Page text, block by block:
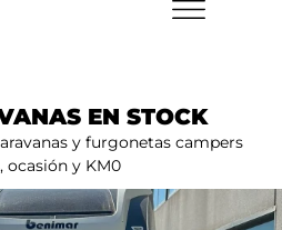
EN STOCK
y furgonetas campers
ocasión y KM0